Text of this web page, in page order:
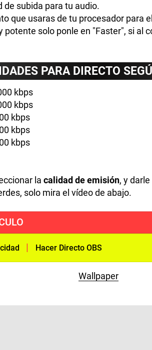
de subida para tu audio.
que usaras de tu procesador para
potente solo ponle en "Faster", si al
PARA DIRECTO
kbps
kbps
kbps
kbps
kbps
la calidad de emisión, y
solo mira el vídeo de abajo.
| Hacer Directo OBS
Wallpaper